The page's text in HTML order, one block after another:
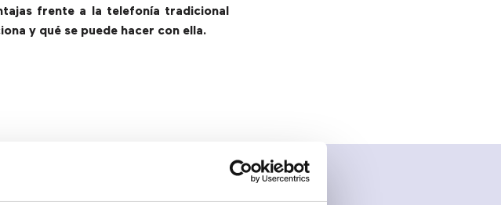
frente a la telefonía tradicional
y qué se puede hacer con ella.